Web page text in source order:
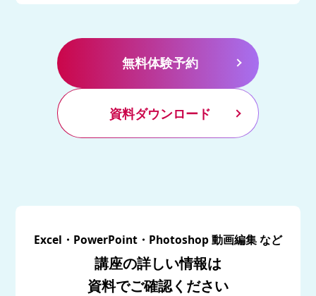
無料体験予約
資料ダウンロード
Excel・PowerPoint・Photoshop 動画編集 など
講座の詳しい情報は
資料でご確認ください